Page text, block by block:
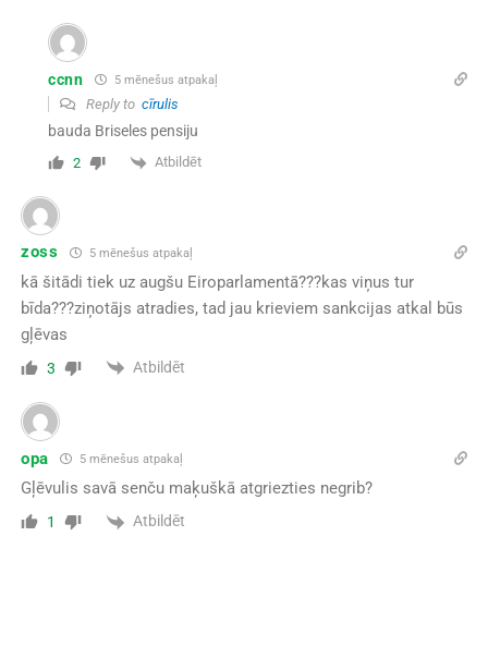
ccnn 5 mēnešus atpakaļ
Reply to cīrulis
bauda Briseles pensiju
2 Atbildēt
zoss 5 mēnešus atpakaļ
kā šitādi tiek uz augšu Eiroparlamentā???kas viņus tur
bīda???ziņotājs atradies, tad jau krieviem sankcijas atkal būs
gļēvas
3 Atbildēt
opa 5 mēnešus atpakaļ
Gļēvulis savā senču maķuškā atgriezties negrib?
1 Atbildēt